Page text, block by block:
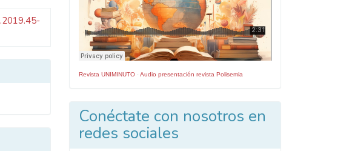
Revista UNIMINUTO · Audio presentación revista Polisemia
Conéctate con nosotros en
redes sociales